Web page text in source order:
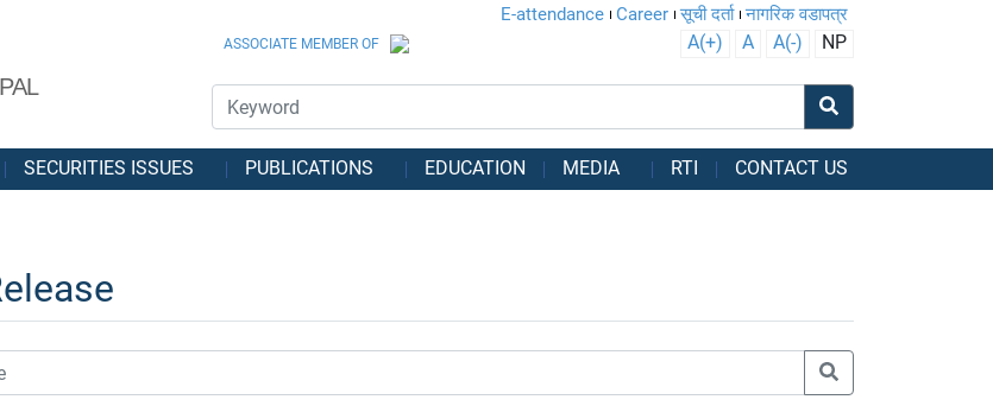
E-attendance Career सूची दर्ता नागरिक वडापत्र
ASSOCIATE MEMBER OF A(+) A A(-) NP
SECURITIES ISSUES PUBLICATIONS EDUCATION MEDIA RTI CONTACT US